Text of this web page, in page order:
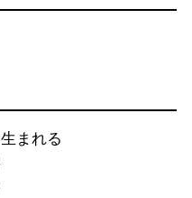
話 無料相談 愛
話 無料相談 中
話 無料相談 三
まれる